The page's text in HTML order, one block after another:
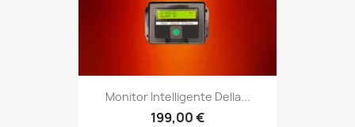
Monitor Intelligente Della...
199,00 €